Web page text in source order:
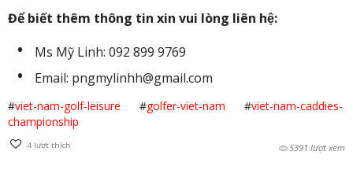
Để biết thêm thông tin xin vui lòng liên hệ:
Ms Mỹ Linh: 092 899 9769
Email: pngmylinhh@gmail.com
#viet-nam-golf-leisure #golfer-viet-nam #viet-nam-caddies-
championship
4lượt thích 5391 lượt xem